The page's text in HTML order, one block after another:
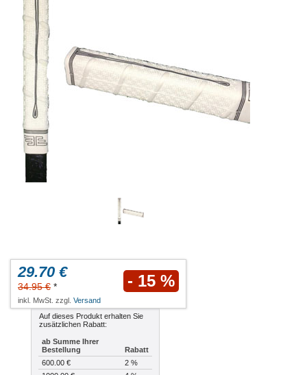
29.70 €
34.95 € * - 15 %
inkl. MwSt. zzgl. Versand
Auf dieses Produkt erhalten Sie
zusätzlichen Rabatt:
ab Summe Ihrer
Bestellung
Rabatt
600.00 €
2 %